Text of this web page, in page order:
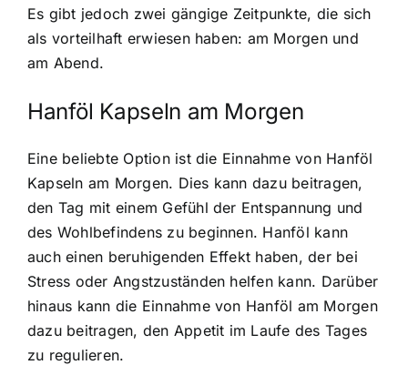
Es gibt jedoch zwei gängige Zeitpunkte, die sich
als vorteilhaft erwiesen haben: am Morgen und
am Abend.
Hanföl Kapseln am Morgen
Eine beliebte Option ist die Einnahme von Hanföl
Kapseln am Morgen. Dies kann dazu beitragen,
den Tag mit einem Gefühl der Entspannung und
des Wohlbefindens zu beginnen. Hanföl kann
auch einen beruhigenden Effekt haben, der bei
Stress oder Angstzuständen helfen kann. Darüber
hinaus kann die Einnahme von Hanföl am Morgen
dazu beitragen, den Appetit im Laufe des Tages
zu regulieren.